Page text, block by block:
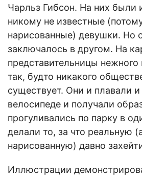
Чарльз Гибсон. На них были
никому не известные
нарисованные) девушки. Но
заключалось в другом. На
представительницы нежного
так, будто никакого
существует. Они и плавали и
велосипеде и получали
прогуливались по парку в
делали то, за что реальную
нарисованную) давно
Иллюстрации